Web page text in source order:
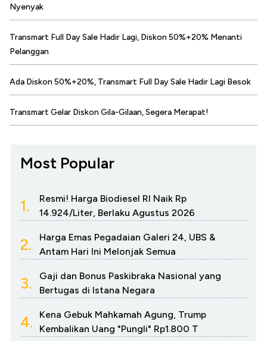
Nyenyak
Transmart Full Day Sale Hadir Lagi, Diskon 50%+20% Menanti
Pelanggan
Ada Diskon 50%+20%, Transmart Full Day Sale Hadir Lagi Besok
Transmart Gelar Diskon Gila-Gilaan, Segera Merapat!
Most Popular
1.
Resmi! Harga Biodiesel RI Naik Rp
14.924/Liter, Berlaku Agustus 2026
2.
Harga Emas Pegadaian Galeri 24, UBS &
Antam Hari Ini Melonjak Semua
3.
Gaji dan Bonus Paskibraka Nasional yang
Bertugas di Istana Negara
4.
Kena Gebuk Mahkamah Agung, Trump
Kembalikan Uang "Pungli" Rp1.800 T